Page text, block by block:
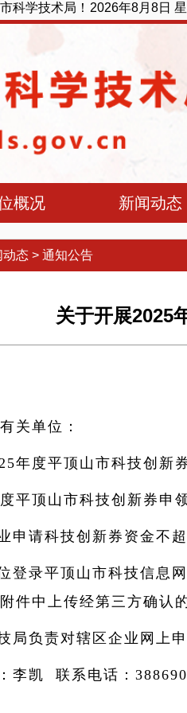
科学技术局！ 2026年8月8日
概况 新闻动态
动态 > 通知公告
关于开展2025
关单位：
年度平顶山市科技创新
平顶山市科技创新券申
申请科技创新券资金不
登录平顶山市科技信息
件中上传经第三方确认
局负责对辖区企业网上
李凯 联系电话：